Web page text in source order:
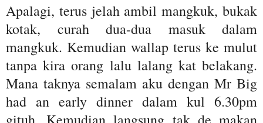
Apalagi, terus jelah ambil mangkuk, bukak
kotak, curah dua-dua masuk dalam
mangkuk. Kemudian wallap terus ke mulut
tanpa kira orang lalu lalang kat belakang.
Mana taknya semalam aku dengan Mr Big
had an early dinner dalam kul 6.30pm